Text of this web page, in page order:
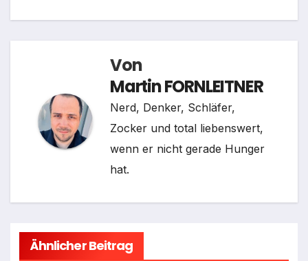
Von
Martin FORNLEITNER
Nerd, Denker, Schläfer,
Zocker und total liebenswert,
wenn er nicht gerade Hunger
hat.
Ähnlicher Beitrag